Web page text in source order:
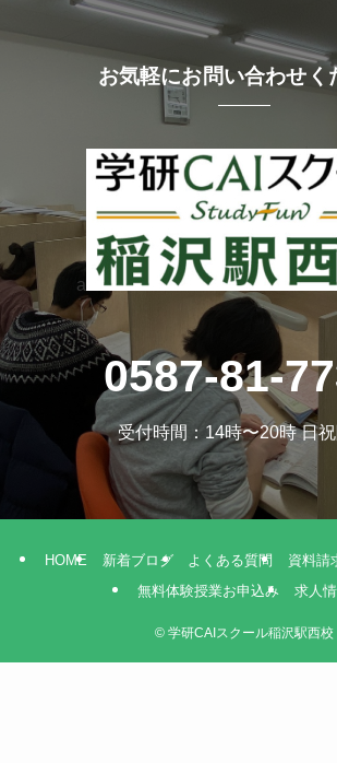
お気軽にお問い合わせく
a
0587-81-
受付時間：14時〜20時 日
HOME 新着ブログ よくある質問
資料請
無料体験授業お申込み
求人
© 学研CAIスクール稲沢駅西校